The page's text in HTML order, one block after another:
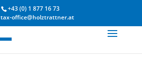
+43 (0) 1 877 16 73
tax-office@holztrattner.at